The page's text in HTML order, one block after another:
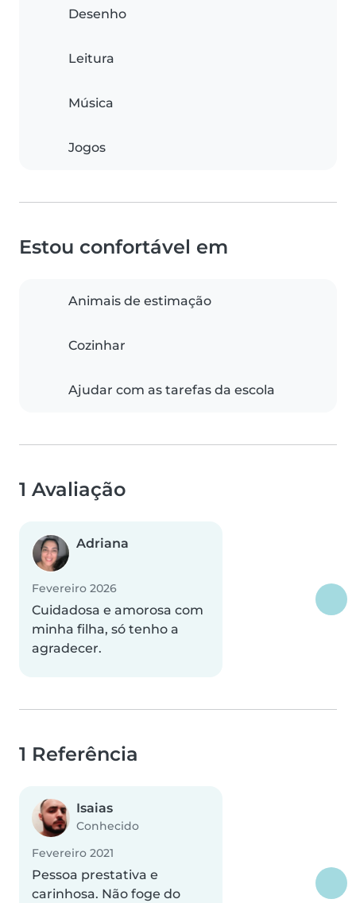
Desenho
Leitura
Música
Jogos
Estou confortável em
Animais de estimação
Cozinhar
Ajudar com as tarefas da escola
1 Avaliação
Adriana
Fevereiro 2026
Cuidadosa e amorosa com
minha filha, só tenho a
agradecer.
1 Referência
Isaias
Conhecido
Fevereiro 2021
Pessoa prestativa e
carinhosa. Não foge do